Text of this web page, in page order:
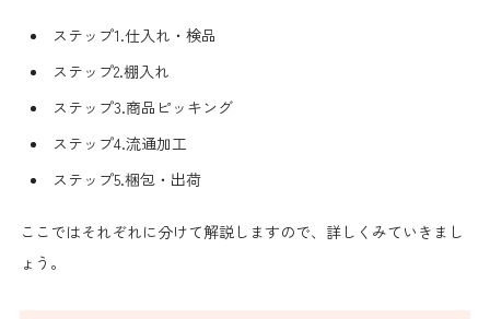
ステップ1.仕入れ・検品
ステップ2.棚入れ
ステップ3.商品ピッキング
ステップ4.流通加工
ステップ5.梱包・出荷
ここではそれぞれに分けて解説しますので、詳しくみていきまし
ょう。